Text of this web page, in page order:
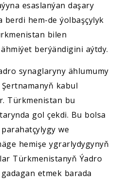
esaslanýan daşary
berdi hem-de ýolbaşçylyk
bilen
berýändigini aýtdy.
synaglaryny ählumumy
kabul
Türkmenistan bu
gol çekdi. Bu bolsa
we
hemişe ygrarlydygynyň
Türkmenistanyň Ýadro
etmek barada